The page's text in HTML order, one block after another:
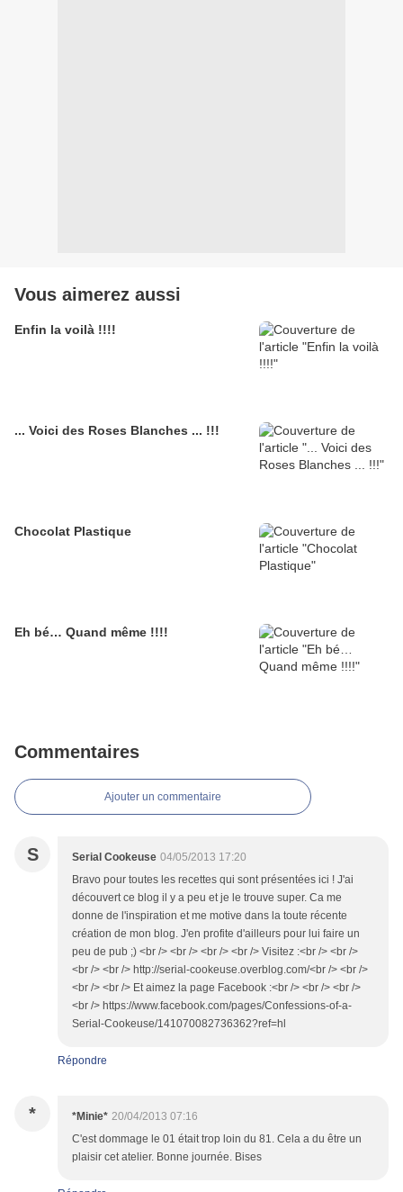
Vous aimerez aussi
Enfin la voilà !!!!
... Voici des Roses Blanches ... !!!
Chocolat Plastique
Eh bé… Quand même !!!!
Commentaires
Ajouter un commentaire
S Serial Cookeuse 04/05/2013 17:20
Bravo pour toutes les recettes qui sont présentées ici ! J'ai
découvert ce blog il y a peu et je le trouve super. Ca me
donne de l'inspiration et me motive dans la toute récente
création de mon blog. J'en profite d'ailleurs pour lui faire un
peu de pub ;) <br /> <br /> <br /> <br /> Visitez :<br /> <br />
<br /> <br /> http://serial-cookeuse.overblog.com/<br /> <br />
<br /> <br /> Et aimez la page Facebook :<br /> <br /> <br />
<br /> https://www.facebook.com/pages/Confessions-of-a-
Serial-Cookeuse/141070082736362?ref=hl
Répondre
* *Minie* 20/04/2013 07:16
C'est dommage le 01 était trop loin du 81. Cela a du être un
plaisir cet atelier. Bonne journée. Bises